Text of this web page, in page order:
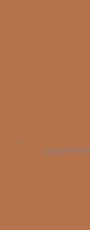
vegane Pasta